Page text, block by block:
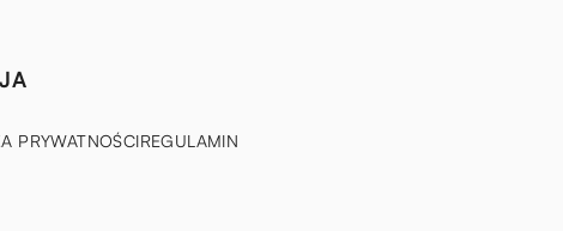
PRYWATNOŚCIREGULAMIN